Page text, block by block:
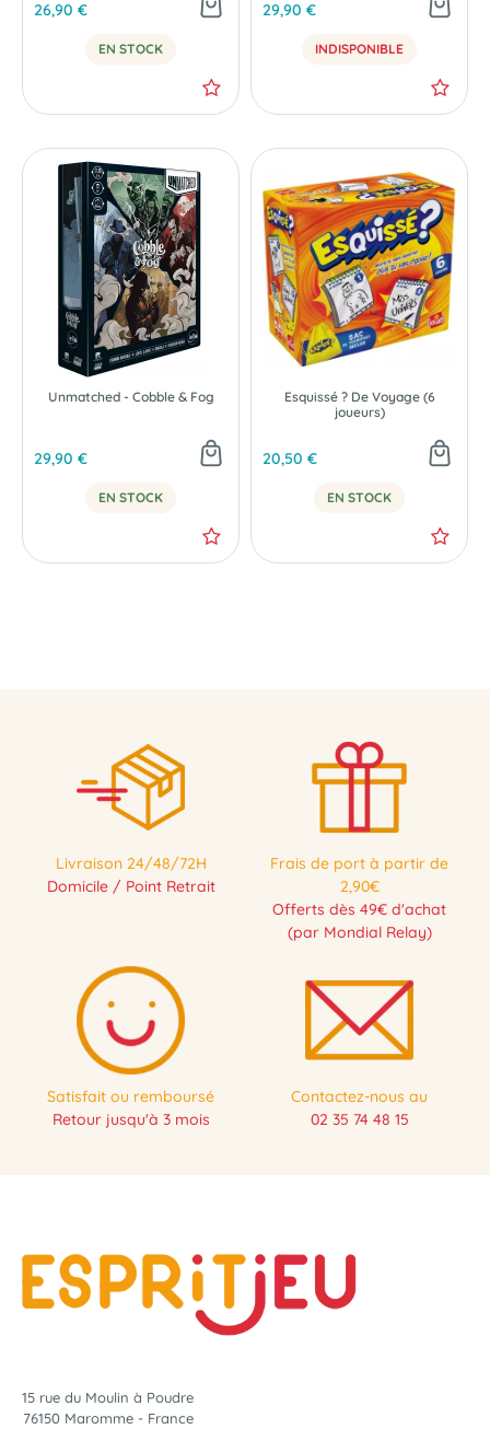
26,90 €
EN STOCK
29,90 €
INDISPONIBLE
Unmatched - Cobble & Fog
29,90 €
EN STOCK
Esquissé ? De Voyage (6
joueurs)
20,50 €
EN STOCK
Livraison 24/48/72H
Domicile / Point Retrait
Frais de port à partir de
2,90€
Offerts dès 49€ d'achat
(par Mondial Relay)
Satisfait ou remboursé
Retour jusqu'à 3 mois
Contactez-nous au
02 35 74 48 15
15 rue du Moulin à Poudre
76150 Maromme - France